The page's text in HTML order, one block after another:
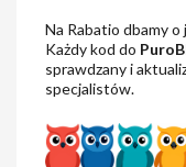
Na Rabatio dbamy o
Każdy kod do
sprawdzany i
specjalistów.